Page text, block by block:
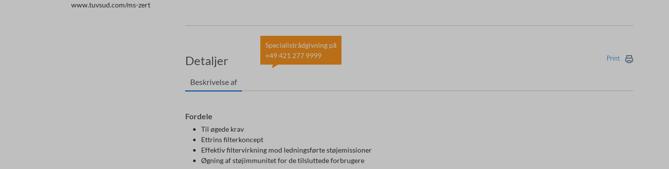
www.tuvsud.com/ms-zert
Detaljer
Specialistrådgivning på
+49 421 277 9999
Print
Beskrivelse af
Fordele
Til øgede krav
Ettrins filterkoncept
Effektiv filtervirkning mod ledningsførte støjemissioner
Øgning af støjimmunitet for de tilsluttede forbrugere